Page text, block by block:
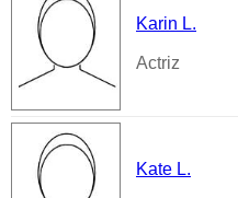
Karin L.
Actriz
Kate L.